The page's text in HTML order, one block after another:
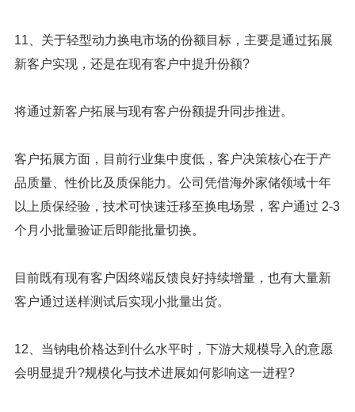
11、关于轻型动力换电市场的份额目标，主要是通过拓展
新客户实现，还是在现有客户中提升份额?
将通过新客户拓展与现有客户份额提升同步推进。
客户拓展方面，目前行业集中度低，客户决策核心在于产
品质量、性价比及质保能力。公司凭借海外家储领域十年
以上质保经验，技术可快速迁移至换电场景，客户通过 2-3
个月小批量验证后即能批量切换。
目前既有现有客户因终端反馈良好持续增量，也有大量新
客户通过送样测试后实现小批量出货。
12、当钠电价格达到什么水平时，下游大规模导入的意愿
会明显提升?规模化与技术进展如何影响这一进程?